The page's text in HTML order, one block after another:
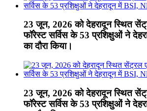
23 जून, 2026 को देहरादून स्थित
फॉरेस्ट सर्विस के 53 प्रशिक्षुओं ने
का दौरा किया।
23 जून, 2026 को देहरादून स्थित
फॉरेस्ट सर्विस के 53 प्रशिक्षुओं ने